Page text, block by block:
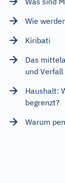
Wie
Kiribati
Das
und Verfall
Haushalt:
begrenzt?
Warum